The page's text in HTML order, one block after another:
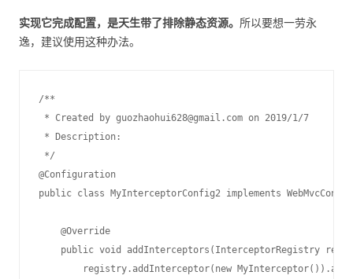
实现它完成配置，是天生带了排除静态资源。 所以要想一劳永
逸，建议使用这种办法。
/**
* Created by guozhaohui628@gmail.com on 2019/1/7
* Description:
*/
@Configuration
public class MyInterceptorConfig2 implements
    @Override
public void addInterceptors(InterceptorRegistry
registry.addInterceptor(new